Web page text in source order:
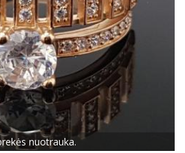
nuotrauka.